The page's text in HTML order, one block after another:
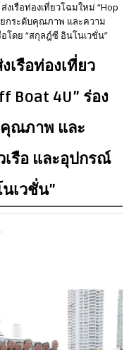
ส่งเรือท่องเที่ยวโฉมใหม่ “Hop
ยกระดับคุณภาพ และความ
โดย “สกุลฎ์ซี อินโนเวชั่น”
เรือท่องเที่ยว
Boat 4U” ร่อง
คุณภาพ และ
รือ และอุปกรณ์
เวชั่น”